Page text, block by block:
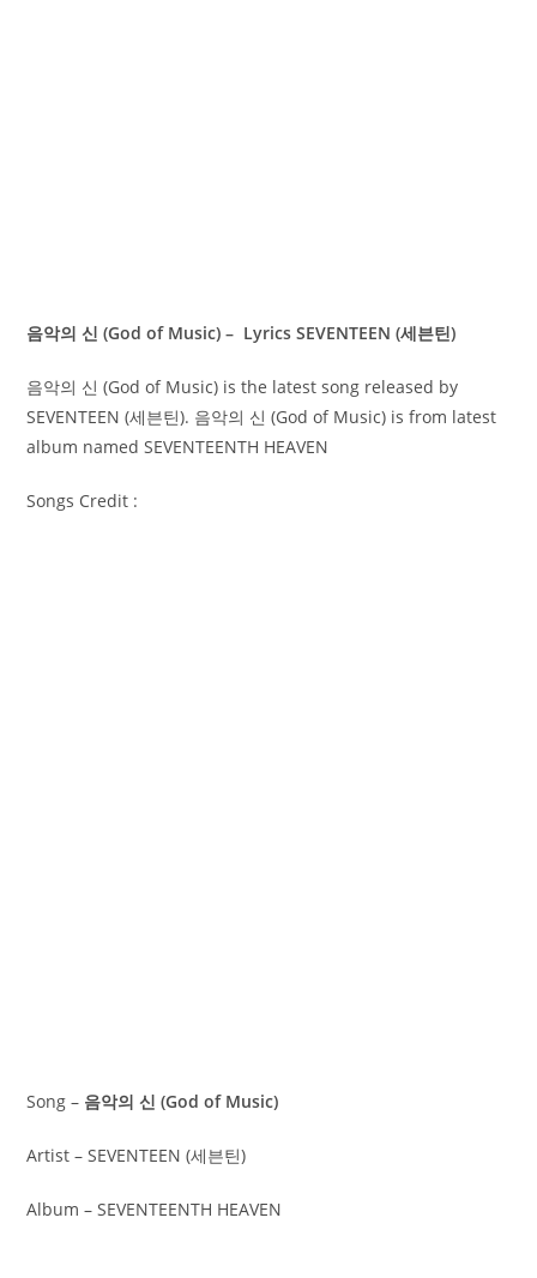
음악의 신 (God of Music) – Lyrics SEVENTEEN (세븐틴)
음악의 신 (God of Music) is the latest song released by
SEVENTEEN (세븐틴). 음악의 신 (God of Music) is from latest
album named SEVENTEENTH HEAVEN
Songs Credit :
Song – 음악의 신 (God of Music)
Artist – SEVENTEEN (세븐틴)
Album – SEVENTEENTH HEAVEN